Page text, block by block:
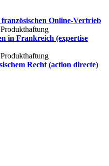
Online-Vertrieb
in Frankreich (expertise
Recht (action directe)